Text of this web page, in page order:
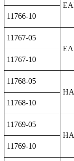
11766-10
11767-05
11767-10
11768-05
11768-10
11769-05
11769-10